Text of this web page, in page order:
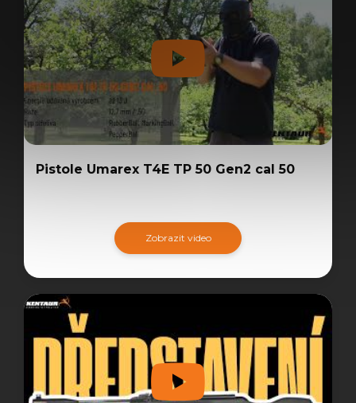
Pistole Umarex T4E TP 50 Gen2 cal 50
Zobrazit video